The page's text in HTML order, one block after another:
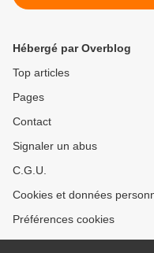
Hébergé par Overblog
Top articles
Pages
Contact
Signaler un abus
C.G.U.
Cookies et données
Préférences cookies